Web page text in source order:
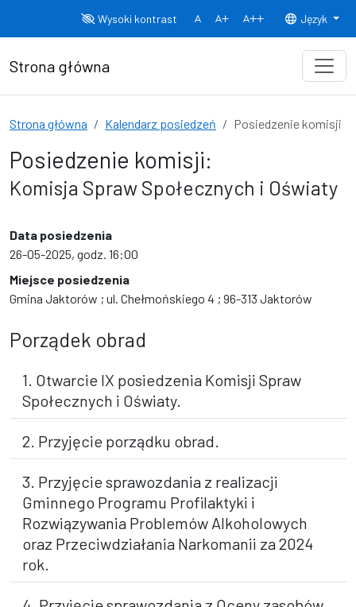
Wysoki kontrast
Normalny rozmiar czcionki
Rozmiar czcionki 150% Rozmiar
Język
Strona główna
Strona główna Kalendarz posiedzeń Posiedzenie komisji
Posiedzenie komisji:
Komisja Spraw Społecznych i Oświaty
Data posiedzenia
26-05-2025, godz. 16:00
Miejsce posiedzenia
Gmina Jaktorów ; ul. Chełmońskiego 4 ; 96-313 Jaktorów
Porządek obrad
1. Otwarcie IX posiedzenia Komisji Spraw
Społecznych i Oświaty.
2. Przyjęcie porządku obrad.
3. Przyjęcie sprawozdania z realizacji
Gminnego Programu Profilaktyki i
Rozwiązywania Problemów Alkoholowych
oraz Przeciwdziałania Narkomanii za 2024
rok.